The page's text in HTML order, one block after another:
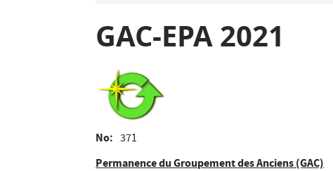
GAC-EPA 2021
No 371
Permanence du Groupement des Anciens (GAC)